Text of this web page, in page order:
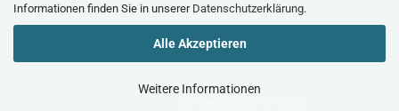
Informationen finden Sie in unserer Datenschutzerklärung.
Alle Akzeptieren
Weitere Informationen